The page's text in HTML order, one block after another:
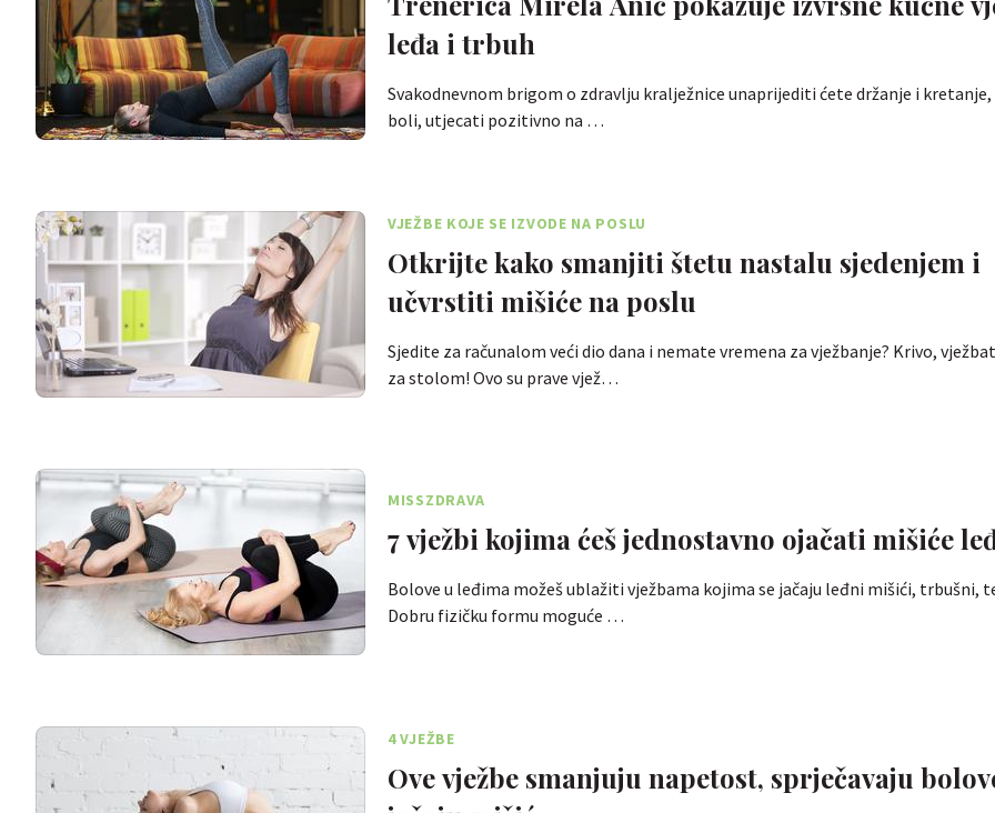
leđa i trbuh
Svakodnevnom brigom o zdravlju kralježnice unaprijediti ćete držanje i
boli, utjecati pozitivno na …
VJEŽBE KOJE SE IZVODE NA POSLU
Otkrijte kako smanjiti štetu nastalu sjedenjem i
učvrstiti mišiće na poslu
Sjedite za računalom veći dio dana i nemate vremena za vježbanje? Krivo,
za stolom! Ovo su prave vjež…
MISSZDRAVA
7 vježbi kojima ćeš jednostavno ojačati mišiće
Bolove u leđima možeš ublažiti vježbama kojima se jačaju leđni mišići, trbušni,
Dobru fizičku formu moguće …
4 VJEŽBE
Ove vježbe smanjuju napetost, sprječavaju